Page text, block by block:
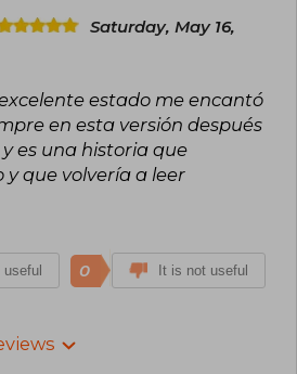
Saturday, May 16,
estado me encantó
en esta versión después
es una historia que
que volvería a leer
0 It is not useful